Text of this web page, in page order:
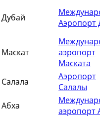
Дубай
Аэропорт
Маскат
аэропорт
Маската
Салала
Аэропорт
Салалы
Абха
аэропорт